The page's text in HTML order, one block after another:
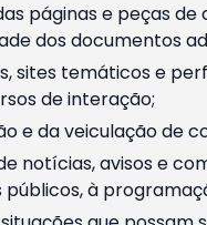
páginas e peças
dos documentos
sites temáticos e
de interação;
e da veiculação de
notícias, avisos e
à